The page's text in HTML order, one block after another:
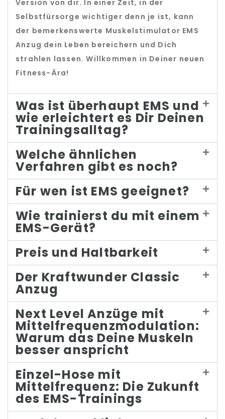
Version von dir. In einer Zeit, in der
Selbstfürsorge wichtiger denn je ist, kann
der bemerkenswerte Muskelstimulator EMS
Anzug dein Leben bereichern und Dich
strahlen lassen. Willkommen in Deiner neuen
Fitness-Ära!
Was ist überhaupt EMS und
wie erleichtert es Dir Deinen
Trainingsalltag?
Welche ähnlichen
Verfahren gibt es noch?
Für wen ist EMS geeignet?
Wie trainierst du mit einem
EMS-Gerät?
Preis und Haltbarkeit
Der Kraftwunder Classic
Anzug
Next Level Anzüge mit
Mittelfrequenzmodulation:
Warum das Deine Muskeln
besser anspricht
Einzel-Hose mit
Mittelfrequenz: Die Zukunft
des EMS-Trainings